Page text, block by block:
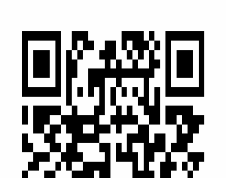
Mutlaqo bepul tahlil
O'zbek tilidagi qulay interfeys
QR-kodni skanerlang